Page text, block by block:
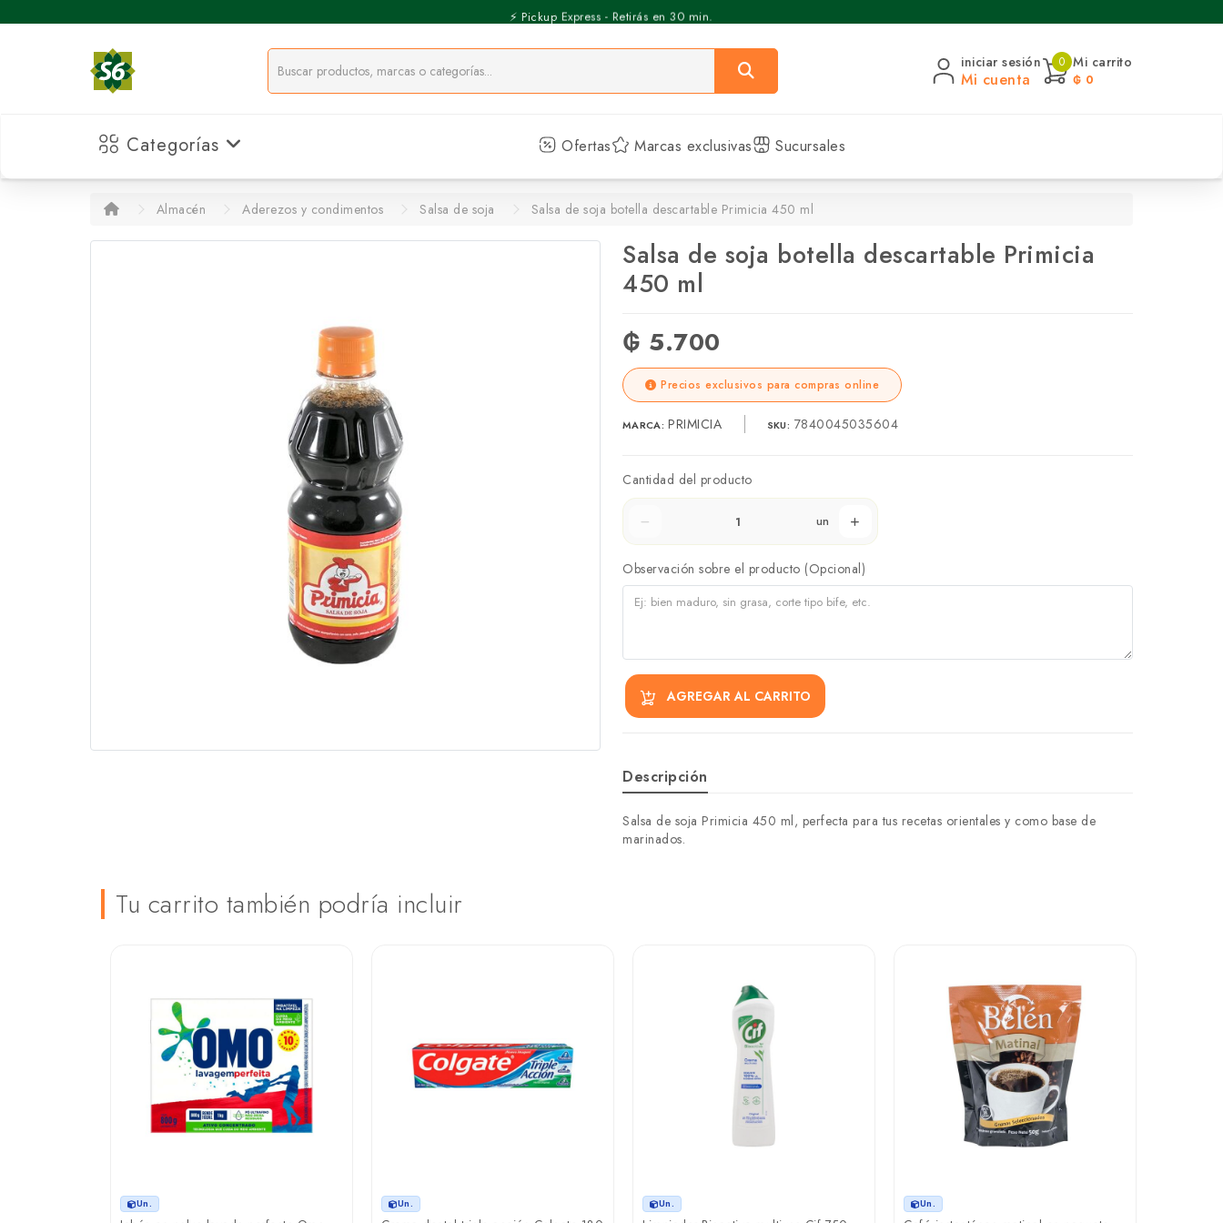
⚡️ Pickup Express - Retirás en 30 min.
iniciar sesión
Mi cuenta
0 Mi carrito
₲ 0
Categorías Ofertas Marcas exclusivas Sucursales
Almacén Aderezos y condimentos Salsa de soja Salsa de soja botella descartable Primicia 450 ml
Salsa de soja botella descartable Primicia
450 ml
₲ 5.700
Precios exclusivos para compras online
MARCA: PRIMICIA SKU: 7840045035604
Cantidad del producto
un
Observación sobre el producto (Opcional)
AGREGAR AL CARRITO
Descripción
Salsa de soja Primicia 450 ml, perfecta para tus recetas orientales y como base de
marinados.
Tu carrito también podría incluir
Un. Un. Un. Un.